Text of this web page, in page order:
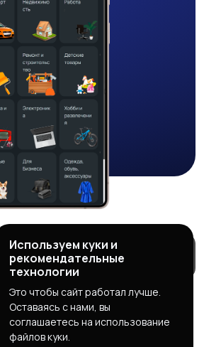
Используем куки и
рекомендательные
технологии
Это чтобы сайт работал лучше.
Оставаясь с нами, вы
соглашаетесь на использование
файлов куки.